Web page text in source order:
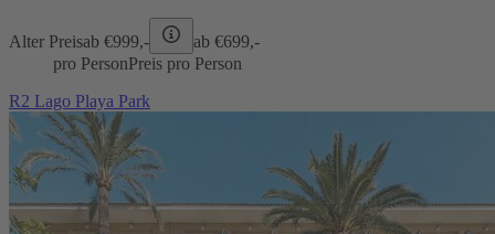
Alter Preisab €999,- ab €699,-
pro PersonPreis pro Person
R2 Lago Playa Park